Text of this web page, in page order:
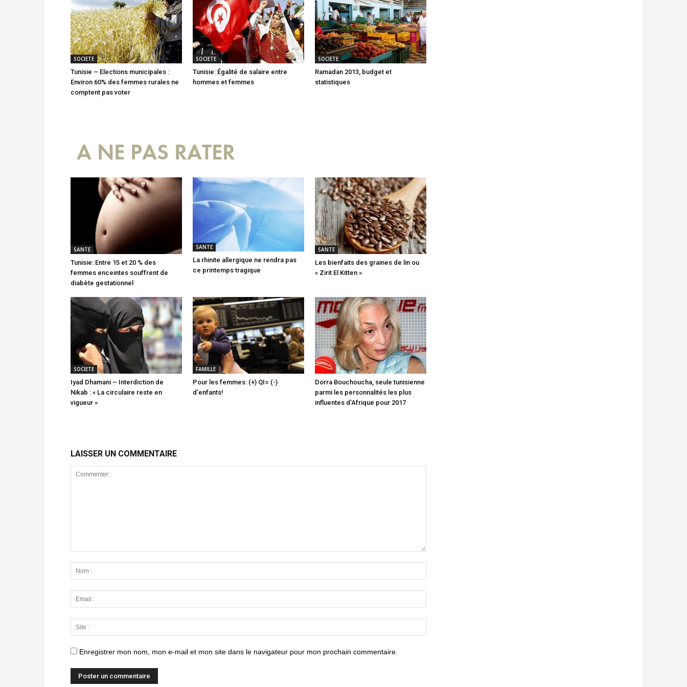
SOCIETE
Tunisie – Elections municipales :
Environ 60% des femmes rurales ne
comptent pas voter
SOCIETE
Tunisie: Égalité de salaire entre
hommes et femmes
SOCIETE
Ramadan 2013, budget et
statistiques
A NE PAS RATER
SANTE
Tunisie: Entre 15 et 20 % des
femmes enceintes souffrent de
diabète gestationnel
SANTE
La rhinite allergique ne rendra pas
ce printemps tragique
SANTE
Les bienfaits des graines de lin ou
« Zirit El Kitten »
SOCIETE
Iyad Dhamani – Interdiction de
Nikab : « La circulaire reste en
vigueur »
FAMILLE
Pour les femmes: (+) QI= (-)
d’enfants!
Dorra Bouchoucha, seule tunisienne
parmi les personnalités les plus
influentes d’Afrique pour 2017
LAISSER UN COMMENTAIRE
Enregistrer mon nom, mon e-mail et mon site dans le navigateur pour mon prochain commentaire.